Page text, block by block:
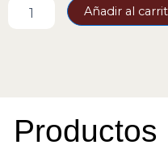
Añadir al